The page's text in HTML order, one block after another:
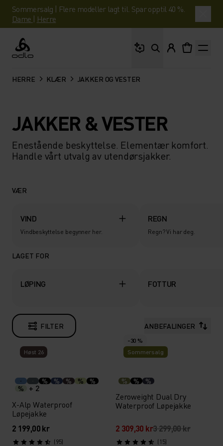
Sommersalg | Flere modeller lagt til. Spar opptil 40 %.
Dame | Herre
Odlo
HERRE KLÆR JAKKER OG VESTER
JAKKER & VESTER
Enestående beskyttelse. Elementær komfort.
Handle vårt utvalg av utendørsjakker.
VÆR
VIND
Vindbeskyttelse begynner her.
REGN
Regn? Vi har deg.
LAGET FOR
LØPING FOTTUR
FILTER ANBEFALINGER
Høst 26
% % % %
%
%
+ 2
X-Alp Waterproof
Løpejakke
2 199,00 kr
(95)
-30 %
Sommersalg
% % %
Zeroweight Dual Dry
Waterproof Løpejakke
2 309,30 kr3 299,00 kr
(15)